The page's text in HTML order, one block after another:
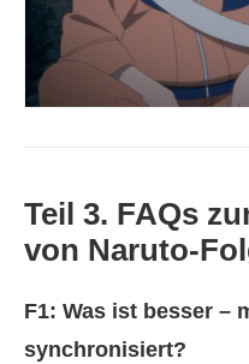
Teil 3. FAQs
von Naruto-
F1: Was ist besser –
synchronisiert?